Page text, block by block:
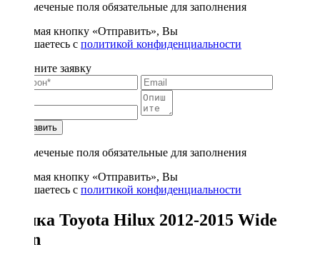
* - отмеченые поля обязательные для заполнения
Нажимая кнопку «Отправить», Вы
соглашаетесь с политикой конфиденциальности
Заполните заявку
Отправить
* - отмеченые поля обязательные для заполнения
Нажимая кнопку «Отправить», Вы
соглашаетесь с политикой конфиденциальности
Рамка Toyota Hilux 2012-2015 Wide
2Din